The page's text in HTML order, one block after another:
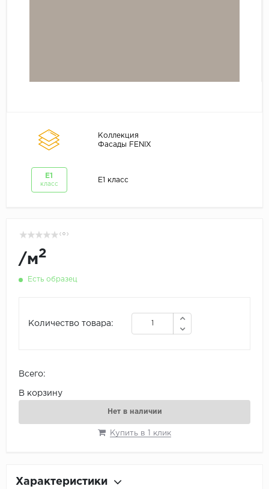
Коллекция
Фасады FENIX
E1
класс
E1 класс
( 0 )
/м2
Есть образец
Количество товара:
Всего:
В корзину
Нет в наличии
Купить в 1 клик
Характеристики